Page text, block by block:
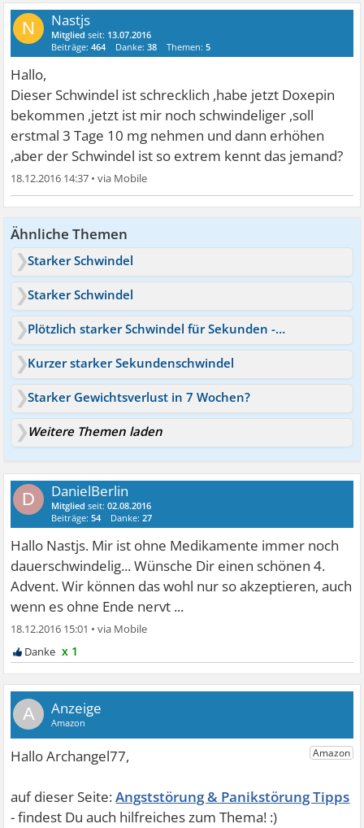
N Nastjs
Mitglied seit: 13.07.2016
Beiträge:464 Danke:38 Themen:5
Hallo,
Dieser Schwindel ist schrecklich ,habe jetzt Doxepin
bekommen ,jetzt ist mir noch schwindeliger ,soll
erstmal 3 Tage 10 mg nehmen und dann erhöhen
,aber der Schwindel ist so extrem kennt das jemand?
18.12.2016 14:37 •
Ähnliche Themen
Starker Schwindel
Starker Schwindel
Plötzlich starker Schwindel für Sekunden - was kann das sein
Kurzer starker Sekundenschwindel
Starker Gewichtsverlust in 7 Wochen?
Weitere Themen laden
D DanielBerlin
Mitglied seit:02.08.2016
Beiträge:54 Danke:27
Hallo Nastjs. Mir ist ohne Medikamente immer noch
dauerschwindelig... Wünsche Dir einen schönen 4.
Advent. Wir können das wohl nur so akzeptieren, auch
wenn es ohne Ende nervt ...
18.12.2016 15:01 •
x 1
A
Angststörung & Panikstörung Tipps